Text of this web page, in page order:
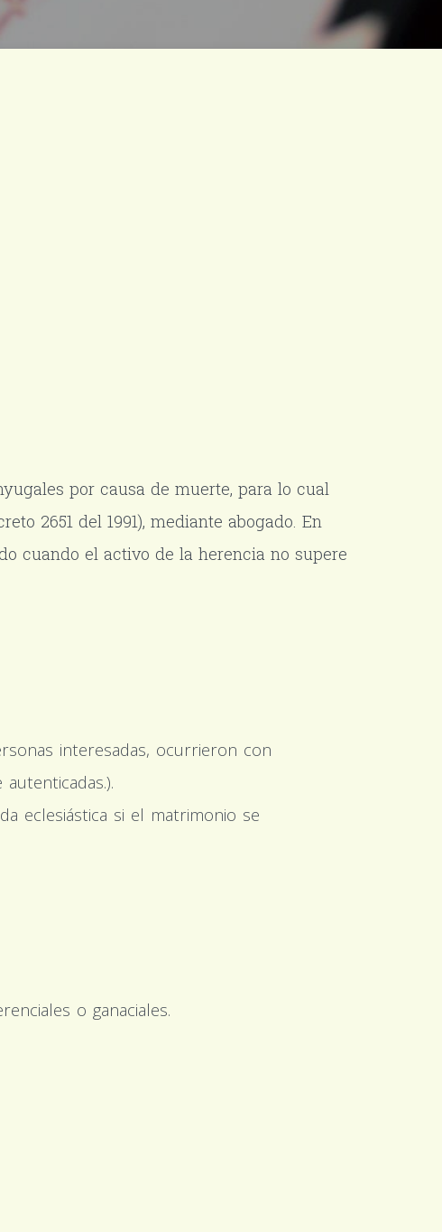
por causa de muerte, para lo cual
2651 del 1991), mediante abogado. En
cuando el activo de la herencia no supere
interesadas, ocurrieron con
eclesiástica si el matrimonio se
o ganaciales.